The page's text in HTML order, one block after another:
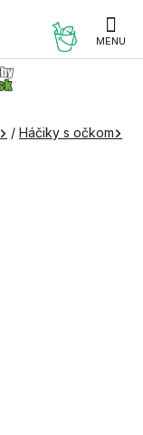
/ Háčiky s očkom